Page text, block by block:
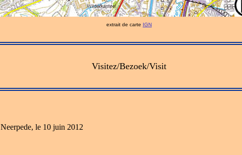
extrait de carte IGN
Visitez/Bezoek/Visit
Neerpede, le 10 juin 2012